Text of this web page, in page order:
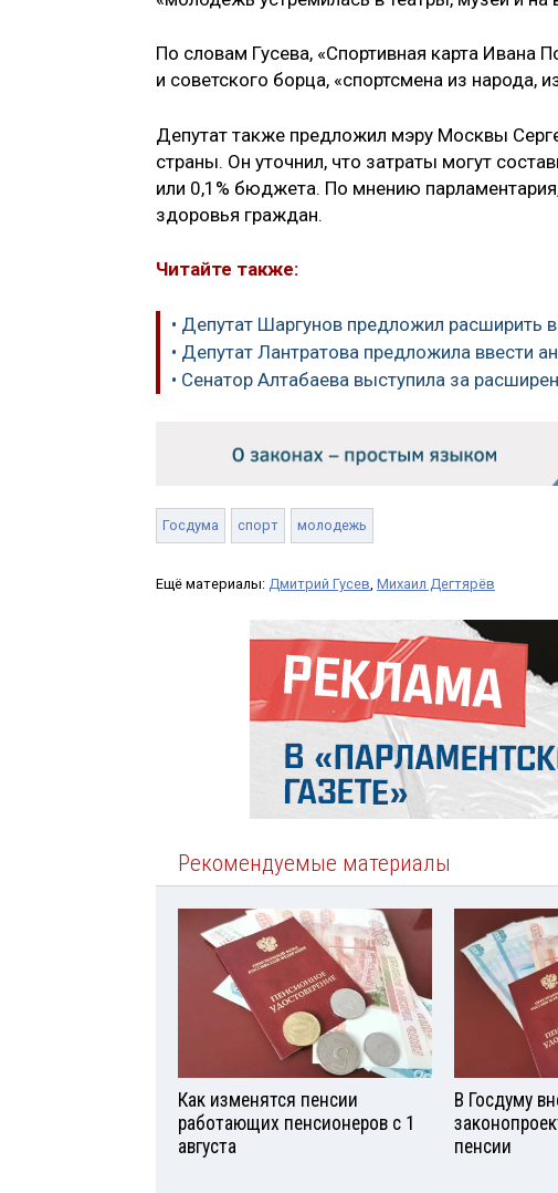
По словам Гусева, «Спортивная карта Ивана
и советского борца, «спортсмена из народа,
Депутат также предложил мэру Москвы
страны. Он уточнил, что затраты могут
или 0,1% бюджета. По мнению
здоровья граждан.
Читайте также:
• Депутат Шаргунов предложил расширить
• Депутат Лантратова предложила ввести
• Сенатор Алтабаева выступила за
Госдума спорт молодежь
Ещё материалы: Дмитрий Гусев, Михаил Дегтярёв
Рекомендуемые материалы
Как изменятся пенсии
работающих пенсионеров с 1
августа
В Госдуму
пенсии